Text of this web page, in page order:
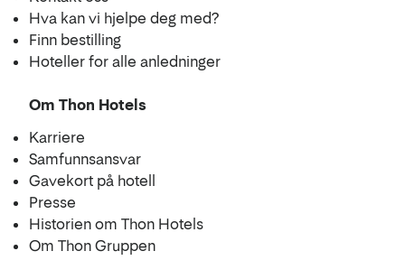
Hva kan vi hjelpe deg med?
Finn bestilling
Hoteller for alle anledninger
Om Thon Hotels
Karriere
Samfunnsansvar
Gavekort på hotell
Presse
Historien om Thon Hotels
Om Thon Gruppen